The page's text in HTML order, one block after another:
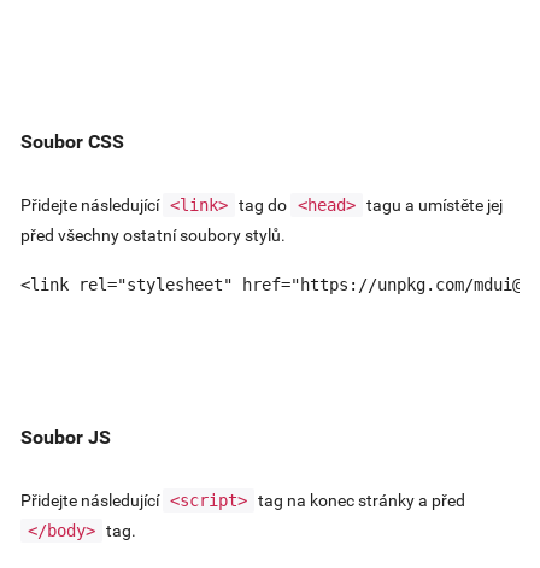
Soubor CSS
Přidejte následující <link> tag do <head> tagu a umístěte jej
před všechny ostatní soubory stylů.
<link rel="stylesheet" href="https://unpkg.com/
Soubor JS
Přidejte následující <script> tag na konec stránky a před
</body> tag.